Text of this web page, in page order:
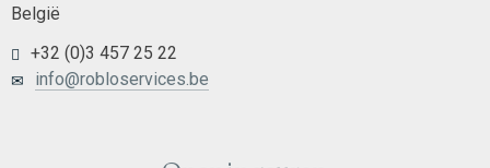
België
+32 (0)3 457 25 22
info@robloservices.be